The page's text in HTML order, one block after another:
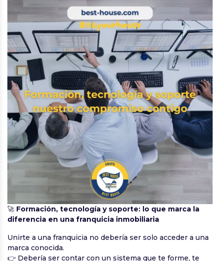
🚀 Formación, tecnología y soporte: lo que marca la
diferencia en una franquicia inmobiliaria
Unirte a una franquicia no debería ser solo acceder a una
marca conocida.
👉 Debería ser contar con un sistema que te forme, te